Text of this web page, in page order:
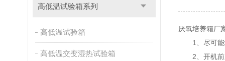
高低温试验箱系列
高低温试验箱
高低温交变湿热试验箱
厌氧培养箱厂
1、尽可能
2、开机前应